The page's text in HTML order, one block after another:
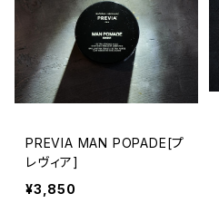
PREVIA MAN POPADE[プ
レヴィア]
¥3,850